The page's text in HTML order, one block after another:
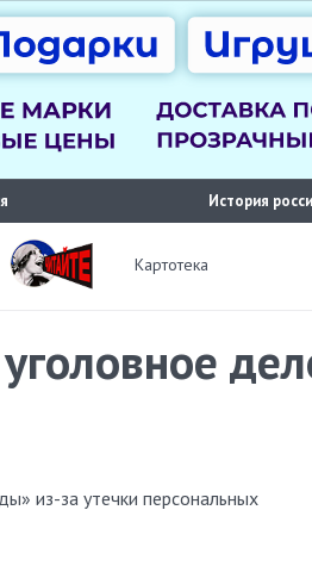
История
Картотека